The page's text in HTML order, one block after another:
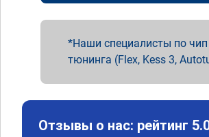
Наши специалисты по
тюнинга (Flex, Kess 3,
Отзывы о нас: рейтинг